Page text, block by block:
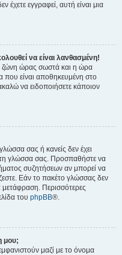
έχετε εγγραφεί, αυτή είναι μια
να είναι λανθασμένη!
ζώνη ώρας σωστά και η ώρα
που είναι αποθηκευμένη στο
να ειδοποιήσετε κάποιον
γλώσσα σας ή κανείς δεν έχει
γλώσσα σας. Προσπαθήστε να
συζητήσεων αν μπορεί να
Εάν το πακέτο γλώσσας δεν
μετάφραση. Περισσότερες
του phpBB®.
μου;
μαζί με το όνομα